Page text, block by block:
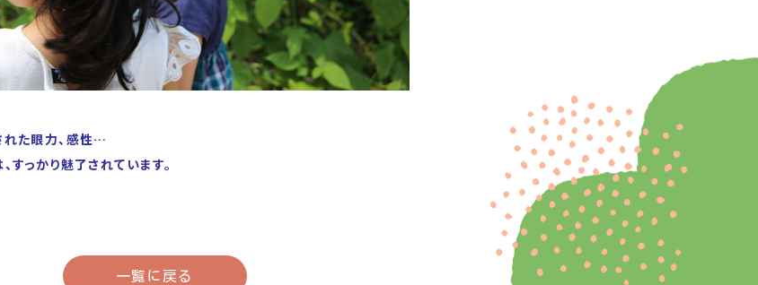
た眼力、感性…
すっかり魅了されています。
一覧に戻る